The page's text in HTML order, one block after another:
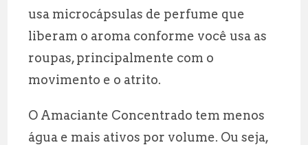
usa microcápsulas de perfume que
liberam o aroma conforme você usa as
roupas, principalmente com o
movimento e o atrito.
O Amaciante Concentrado tem menos
água e mais ativos por volume. Ou seja,